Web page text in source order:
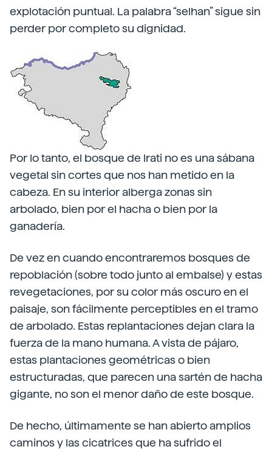
explotación puntual. La palabra “selhan” sigue sin
perder por completo su dignidad.
Por lo tanto, el bosque de Irati no es una sábana
vegetal sin cortes que nos han metido en la
cabeza. En su interior alberga zonas sin
arbolado, bien por el hacha o bien por la
ganadería.
De vez en cuando encontraremos bosques de
repoblación (sobre todo junto al embalse) y estas
revegetaciones, por su color más oscuro en el
paisaje, son fácilmente perceptibles en el tramo
de arbolado. Estas replantaciones dejan clara la
fuerza de la mano humana. A vista de pájaro,
estas plantaciones geométricas o bien
estructuradas, que parecen una sartén de hacha
gigante, no son el menor daño de este bosque.
De hecho, últimamente se han abierto amplios
caminos y las cicatrices que ha sufrido el